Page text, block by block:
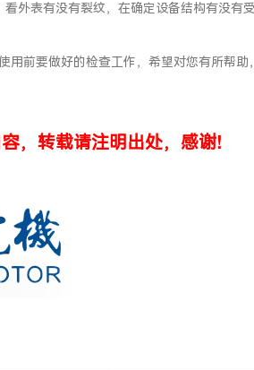
外表有没有裂纹，在确定设备结构有没有
用前要做好的检查工作，希望对您有所帮
，转载请注明出处，感谢!